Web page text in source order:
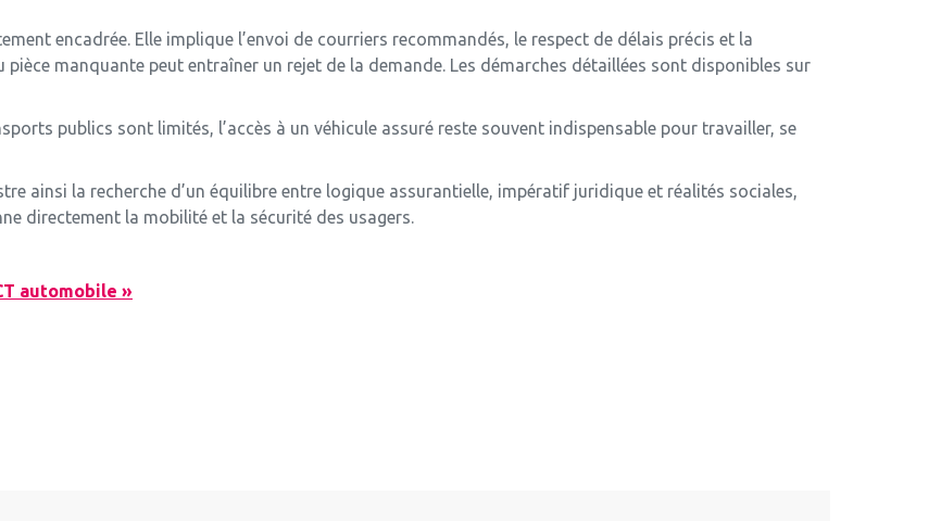
encadrée. Elle implique l’envoi de courriers recommandés, le respect de délais précis et la
manquante peut entraîner un rejet de la demande. Les démarches détaillées sont disponibles sur
publics sont limités, l’accès à un véhicule assuré reste souvent indispensable pour travailler, se
ainsi la recherche d’un équilibre entre logique assurantielle, impératif juridique et réalités sociales,
directement la mobilité et la sécurité des usagers.
automobile »